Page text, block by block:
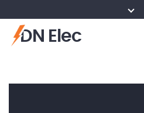
DN Elec